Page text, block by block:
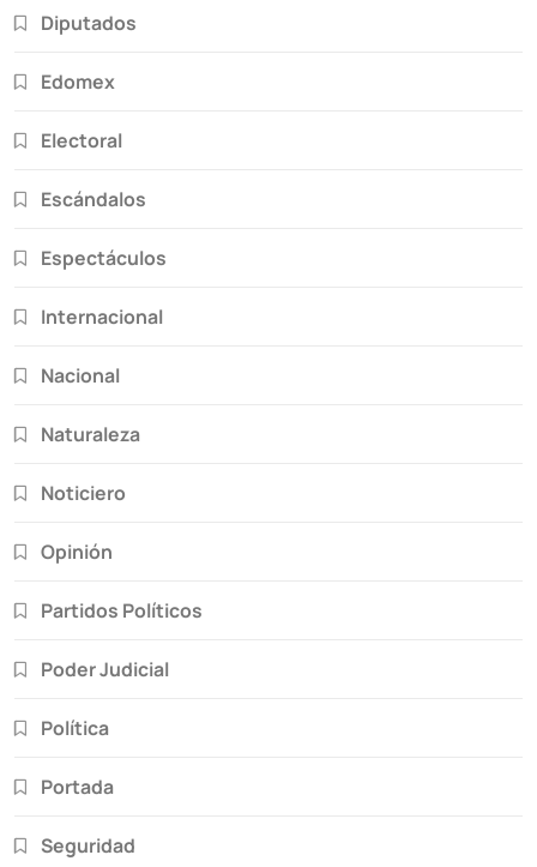
Diputados
Edomex
Electoral
Escándalos
Espectáculos
Internacional
Nacional
Naturaleza
Noticiero
Opinión
Partidos Políticos
Poder Judicial
Política
Portada
Seguridad